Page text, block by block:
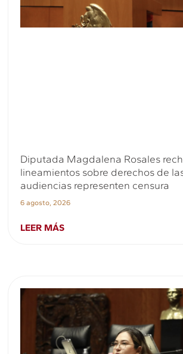
Diputada Magdalena Rosales
lineamientos sobre derechos de
audiencias representen censura
6 agosto, 2026
LEER MÁS